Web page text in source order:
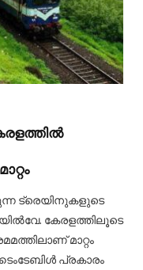
ട്രെയിനുകളുടെ
കേരളത്തിലൂടെ
മാറ്റം
പ്രകാരം